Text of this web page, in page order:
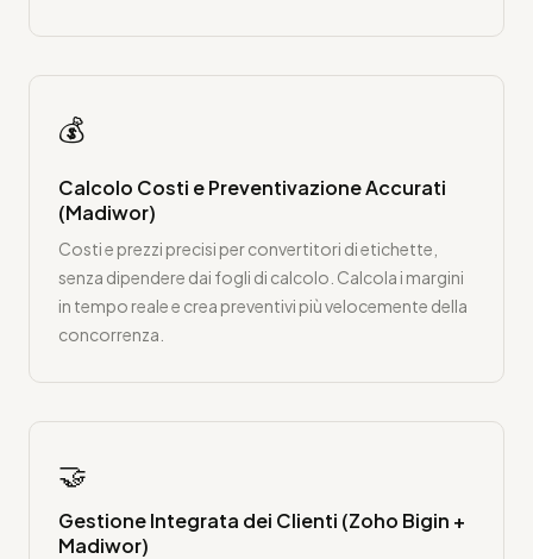
💰
Calcolo Costi e Preventivazione Accurati
(Madiwor)
Costi e prezzi precisi per convertitori di etichette,
senza dipendere dai fogli di calcolo. Calcola i margini
in tempo reale e crea preventivi più velocemente della
concorrenza.
🤝
Gestione Integrata dei Clienti (Zoho Bigin +
Madiwor)